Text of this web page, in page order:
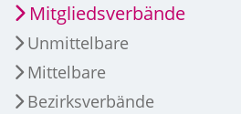
Mitgliedsverbände
Unmittelbare
Mittelbare
Bezirksverbände